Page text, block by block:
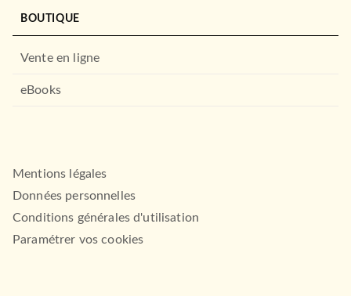
BOUTIQUE
Vente en ligne
eBooks
Mentions légales
Données personnelles
Conditions générales d'utilisation
Paramétrer vos cookies